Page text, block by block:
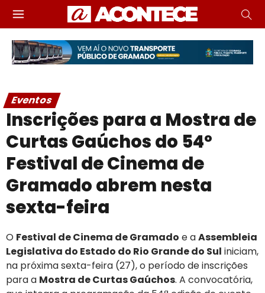
Eventos
Inscrições para a Mostra de
Curtas Gaúchos do 54º
Festival de Cinema de
Gramado abrem nesta
sexta-feira
O Festival de Cinema de Gramado e aAssembleia
Legislativa do Estado do Rio Grande do Sul iniciam,
na próxima sexta-feira (27), o período de inscrições
para a Mostra de Curtas Gaúchos. A convocatória,